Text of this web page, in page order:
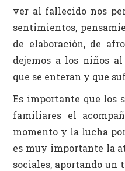
ver al fallecido nos
sentimientos,
de elaboración, de
dejemos a los niños
que se enteran y que
Es importante que los
familiares el
momento y la lucha
es muy importante la
sociales, aportando un